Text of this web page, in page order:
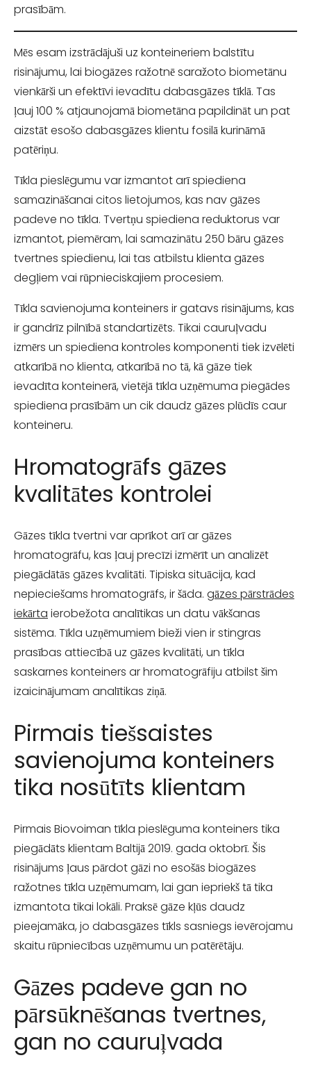
prasībām.
Mēs esam izstrādājuši uz konteineriem balstītu
risinājumu, lai biogāzes ražotnē saražoto biometānu
vienkārši un efektīvi ievadītu dabasgāzes tīklā. Tas
ļauj 100 % atjaunojamā biometāna papildināt un pat
aizstāt esošo dabasgāzes klientu fosilā kurināmā
patēriņu.
Tīkla pieslēgumu var izmantot arī spiediena
samazināšanai citos lietojumos, kas nav gāzes
padeve no tīkla. Tvertņu spiediena reduktorus var
izmantot, piemēram, lai samazinātu 250 bāru gāzes
tvertnes spiedienu, lai tas atbilstu klienta gāzes
degļiem vai rūpnieciskajiem procesiem.
Tīkla savienojuma konteiners ir gatavs risinājums, kas
ir gandrīz pilnībā standartizēts. Tikai cauruļvadu
izmērs un spiediena kontroles komponenti tiek izvēlēti
atkarībā no klienta, atkarībā no tā, kā gāze tiek
ievadīta konteinerā, vietējā tīkla uzņēmuma piegādes
spiediena prasībām un cik daudz gāzes plūdīs caur
konteineru.
Hromatogrāfs gāzes
kvalitātes kontrolei
Gāzes tīkla tvertni var aprīkot arī ar gāzes
hromatogrāfu, kas ļauj precīzi izmērīt un analizēt
piegādātās gāzes kvalitāti. Tipiska situācija, kad
nepieciešams hromatogrāfs, ir šāda. gāzes pārstrādes
iekārta ierobežota analītikas un datu vākšanas
sistēma. Tīkla uzņēmumiem bieži vien ir stingras
prasības attiecībā uz gāzes kvalitāti, un tīkla
saskarnes konteiners ar hromatogrāfiju atbilst šim
izaicinājumam analītikas ziņā.
Pirmais tiešsaistes
savienojuma konteiners
tika nosūtīts klientam
Pirmais Biovoiman tīkla pieslēguma konteiners tika
piegādāts klientam Baltijā 2019. gada oktobrī. Šis
risinājums ļaus pārdot gāzi no esošās biogāzes
ražotnes tīkla uzņēmumam, lai gan iepriekš tā tika
izmantota tikai lokāli. Praksē gāze kļūs daudz
pieejamāka, jo dabasgāzes tīkls sasniegs ievērojamu
skaitu rūpniecības uzņēmumu un patērētāju.
Gāzes padeve gan no
pārsūknēšanas tvertnes,
gan no cauruļvada